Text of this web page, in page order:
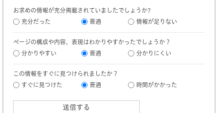
お求めの情報が充分掲載されていましたでしょうか?
充分だった
普通 情報が足りない
ページの構成や内容、表現はわかりやすかったでしょうか？
分かりやすい
普通 分かりにくい
この情報をすぐに見つけられましたか？
すぐに見つけた
普通 時間がかかった